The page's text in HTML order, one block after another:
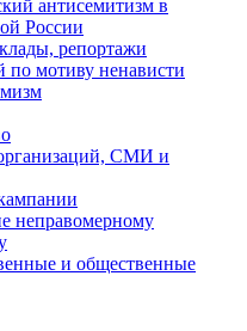
антисемитизм в
России
репортажи
по мотиву ненависти
СМИ и
неправомерному
и общественные